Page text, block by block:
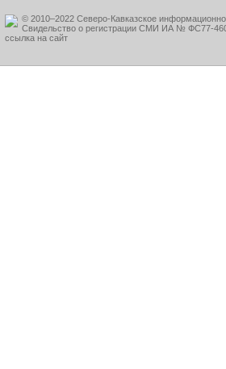
© 2010–2022 Северо-Кавказское
Свидельство о регистрации СМИ ИА № ФС77-
ссылка на сайт